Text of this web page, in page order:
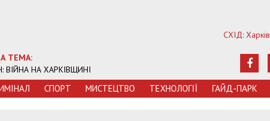
ТЕМА:
ВІЙНА НА ХАРКІВЩИНІ
СХІД: Харків
СПОРТ МИСТЕЦТВО ТЕХНОЛОГIЇ ГАЙД-ПАРК